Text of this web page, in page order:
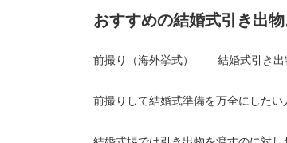
おすすめの結婚式引き出
前撮り（海外挙式） 結婚式引き出
前撮りして結婚式準備を万全にしたい